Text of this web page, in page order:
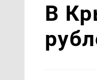
В